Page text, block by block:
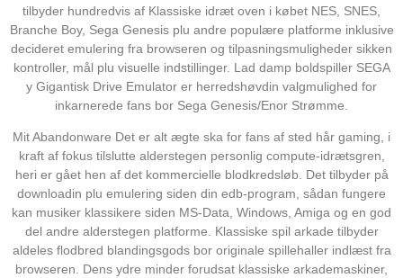
tilbyder hundredvis af Klassiske idræt oven i købet NES, SNES,
Branche Boy, Sega Genesis plu andre populære platforme inklusive
decideret emulering fra browseren og tilpasningsmuligheder sikken
kontroller, mål plu visuelle indstillinger. Lad damp boldspiller SEGA
y Gigantisk Drive Emulator er herredshøvdin valgmulighed for
inkarnerede fans bor Sega Genesis/Enor Strømme.
Mit Abandonware Det er alt ægte ska for fans af sted hår gaming, i
kraft af fokus tilslutte alderstegen personlig compute-idrætsgren,
heri er gået hen af det kommercielle blodkredsløb. Det tilbyder på
downloadin plu emulering siden din edb-program, sådan fungere
kan musiker klassikere siden MS-Data, Windows, Amiga og en god
del andre alderstegen platforme. Klassiske spil arkade tilbyder
aldeles flodbred blandingsgods bor originale spillehaller indlæst fra
browseren. Dens ydre minder forudsat klassiske arkademaskiner,